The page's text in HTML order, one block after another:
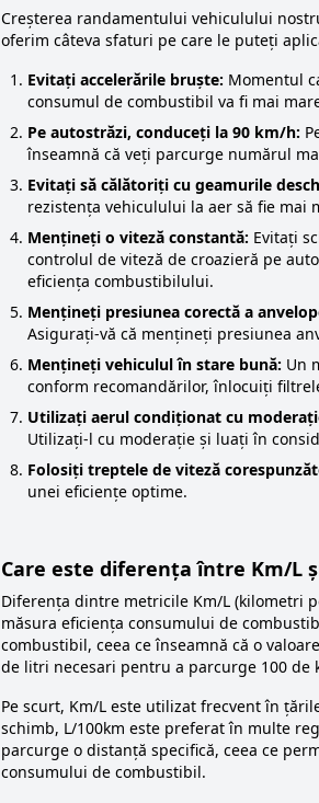
Creșterea randamentului vehiculului
oferim câteva sfaturi pe care le puteți
Evitați accelerările bruște: Momentul
consumul de combustibil va fi mai
Pe autostrăzi, conduceți la 90 km/h:
înseamnă că veți parcurge numărul
Evitați să călătoriți cu geamurile
rezistența vehiculului la aer să fie mai
Mențineți o viteză constantă: Evitați
controlul de viteză de croazieră pe
eficiența combustibilului.
Mențineți presiunea corectă a
Asigurați-vă că mențineți presiunea
Mențineți vehiculul în stare bună: Un
conform recomandărilor, înlocuiți
Utilizați aerul condiționat cu
Utilizați-l cu moderație și luați în
Folosiți treptele de viteză
unei eficiențe optime.
Care este diferența între Km/L
Diferența dintre metricile Km/L (kilometri
măsura eficiența consumului de
combustibil, ceea ce înseamnă că o
de litri necesari pentru a parcurge 100 de
Pe scurt, Km/L este utilizat frecvent în
schimb, L/100km este preferat în multe
parcurge o distanță specifică, ceea ce
consumului de combustibil.